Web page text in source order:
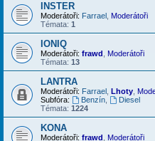
INSTER
Moderátoři: Farrael Moderátoři
Témata: 1
IONIQ
Moderátoři: frawd
Moderátoři
Témata: 13
LANTRA
Moderátoři: Farrael Lhoty
Subfóra:
Benzín,
Diesel
Témata: 1224
KONA
Moderátoři: frawd
Moderátoři